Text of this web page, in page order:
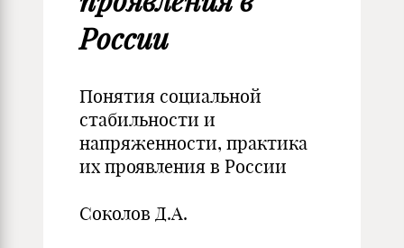
России
Понятия социальной
стабильности и
напряженности, практика
их проявления в России
Соколов Д.А.